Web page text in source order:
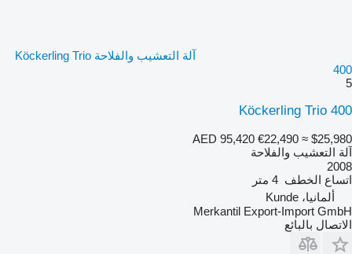
آلة التعشيب والفلاحة Köckerling Trio
400
5
Köckerling Trio 400
AED 95,420 €22,490 ≈ $25,980
آلة التعشيب والفلاحة
2008
اتساع الخطف 4 متر
ألمانيا، Kunde
Merkantil Export-Import GmbH
الاتصال بالبائع